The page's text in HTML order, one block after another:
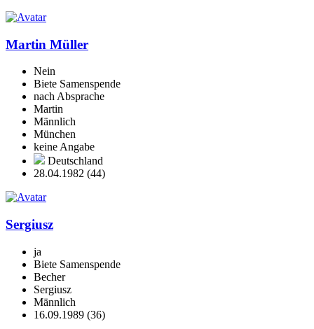
Martin Müller
Nein
Biete Samenspende
nach Absprache
Martin
Männlich
München
keine Angabe
Deutschland
28.04.1982 (44)
Sergiusz
ja
Biete Samenspende
Becher
Sergiusz
Männlich
16.09.1989 (36)